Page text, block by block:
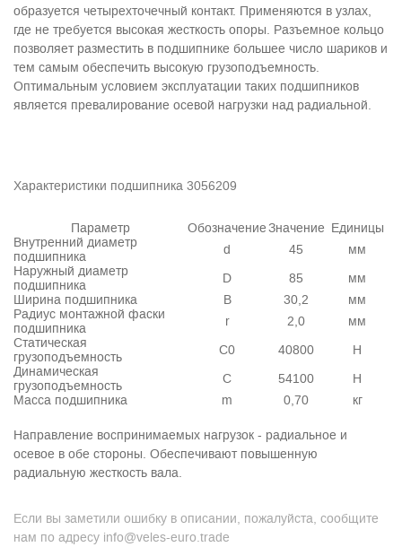
образуется четырехточечный контакт. Применяются в узлах,
где не требуется высокая жесткость опоры. Разъемное кольцо
позволяет разместить в подшипнике большее число шариков и
тем самым обеспечить высокую грузоподъемность.
Оптимальным условием эксплуатации таких подшипников
является превалирование осевой нагрузки над радиальной.
Характеристики подшипника 3056209
Параметр ОбозначениеЗначение Единицы
Внутренний диаметр
подшипника
d 45
мм
Наружный диаметр
подшипника
D 85
мм
Ширина подшипника
В 30,2
мм
Радиус монтажной фаски
подшипника
r 2,0
мм
Статическая
грузоподъемность
C0 40800
Н
Динамическая
грузоподъемность
C 54100
Н
Масса подшипника
m 0,70 кг
Направление воспринимаемых нагрузок - радиальное и
осевое в обе стороны. Обеспечивают повышенную
радиальную жесткость вала.
Если вы заметили ошибку в описании, пожалуйста, сообщите
нам по адресу info@veles-euro.trade